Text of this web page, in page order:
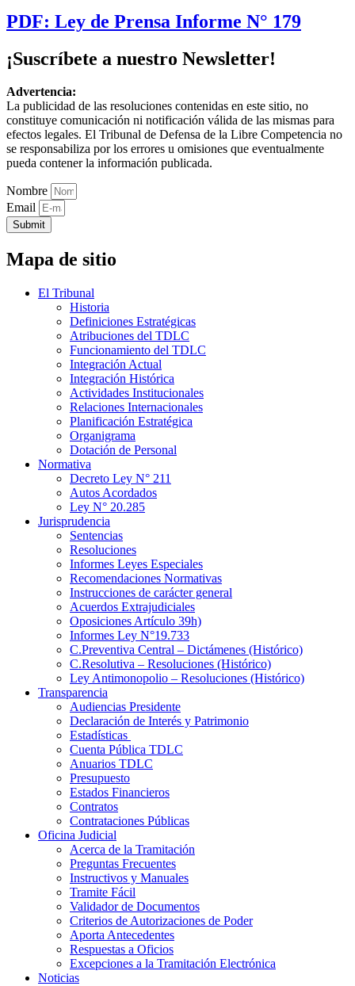
PDF: Ley de Prensa Informe N° 179
¡Suscríbete a nuestro Newsletter!
Advertencia:
La publicidad de las resoluciones contenidas en este sitio, no
constituye comunicación ni notificación válida de las mismas para
efectos legales. El Tribunal de Defensa de la Libre Competencia no
se responsabiliza por los errores u omisiones que eventualmente
pueda contener la información publicada.
Nombre
Email
Submit
Mapa de sitio
El Tribunal
Historia
Definiciones Estratégicas
Atribuciones del TDLC
Funcionamiento del TDLC
Integración Actual
Integración Histórica
Actividades Institucionales
Relaciones Internacionales
Planificación Estratégica
Organigrama
Dotación de Personal
Normativa
Decreto Ley N° 211
Autos Acordados
Ley N° 20.285
Jurisprudencia
Sentencias
Resoluciones
Informes Leyes Especiales
Recomendaciones Normativas
Instrucciones de carácter general
Acuerdos Extrajudiciales
Oposiciones Artículo 39h)
Informes Ley N°19.733
C.Preventiva Central – Dictámenes (Histórico)
C.Resolutiva – Resoluciones (Histórico)
Ley Antimonopolio – Resoluciones (Histórico)
Transparencia
Audiencias Presidente
Declaración de Interés y Patrimonio
Estadísticas
Cuenta Pública TDLC
Anuarios TDLC
Presupuesto
Estados Financieros
Contratos
Contrataciones Públicas
Oficina Judicial
Acerca de la Tramitación
Preguntas Frecuentes
Instructivos y Manuales
Tramite Fácil
Validador de Documentos
Criterios de Autorizaciones de Poder
Aporta Antecedentes
Respuestas a Oficios
Excepciones a la Tramitación Electrónica
Noticias